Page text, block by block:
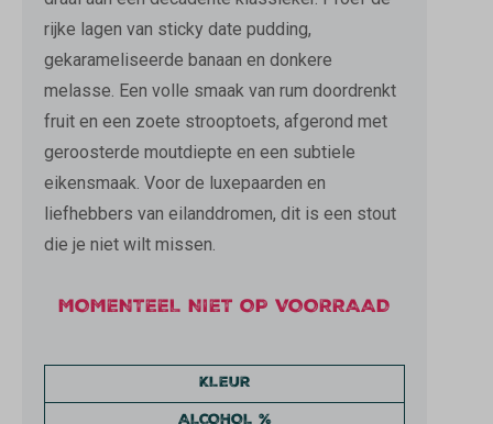
rijke lagen van sticky date pudding,
gekarameliseerde banaan en donkere
melasse. Een volle smaak van rum doordrenkt
fruit en een zoete strooptoets, afgerond met
geroosterde moutdiepte en een subtiele
eikensmaak. Voor de luxepaarden en
liefhebbers van eilanddromen, dit is een stout
die je niet wilt missen.
KLEUR
MOMENTEEL NIET OP VOORRAAD